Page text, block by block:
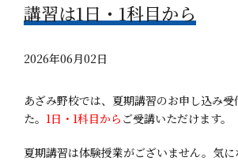
講習は1日・1科目から
2026年06月02日
あざみ野校では、夏期講習のお申し込み
た。 1日・1科目から ご受講いただけます。
夏期講習は体験授業がございません。気